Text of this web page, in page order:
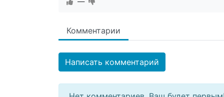
Комментарии
Написать комментарий